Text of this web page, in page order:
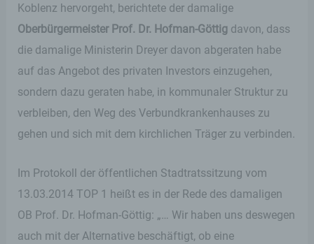
Koblenz hervorgeht, berichtete der damalige
Oberbürgermeister Prof. Dr. Hofman-Göttig davon, dass
die damalige Ministerin Dreyer davon abgeraten habe
auf das Angebot des privaten Investors einzugehen,
sondern dazu geraten habe, in kommunaler Struktur zu
verbleiben, den Weg des Verbundkrankenhauses zu
gehen und sich mit dem kirchlichen Träger zu verbinden.
Im Protokoll der öffentlichen Stadtratssitzung vom
13.03.2014 TOP 1 heißt es in der Rede des damaligen
OB Prof. Dr. Hofman-Göttig: „… Wir haben uns deswegen
auch mit der Alternative beschäftigt, ob eine